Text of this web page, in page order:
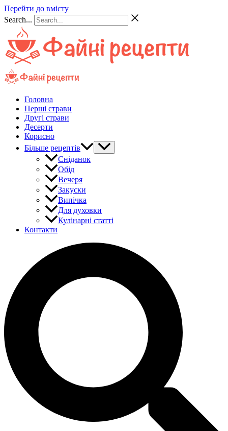
Перейти до вмісту
Search...
Головна
Перші страви
Другі страви
Десерти
Корисно
Більше рецептів
Сніданок
Обід
Вечеря
Закуски
Випічка
Для духовки
Кулінарні статті
Контакти